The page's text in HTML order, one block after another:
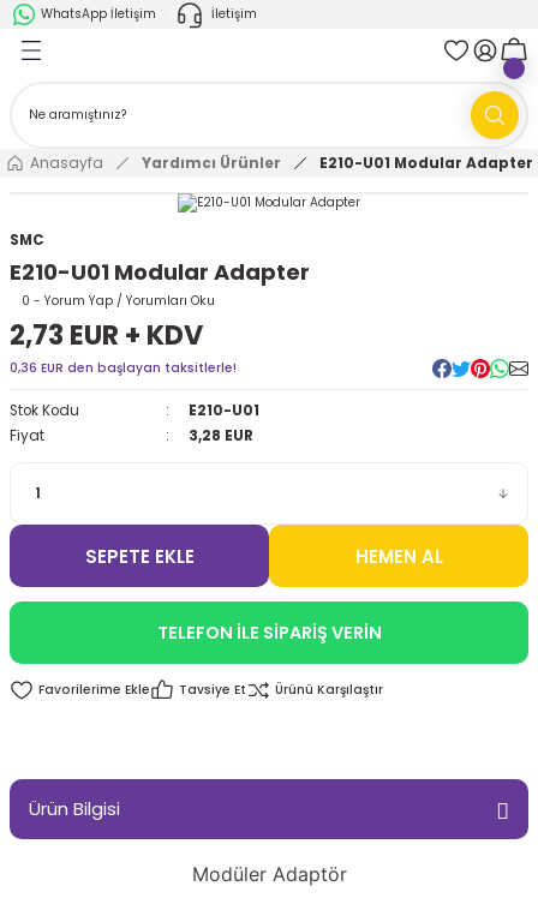
WhatsApp İletişim İletişim
Geri Dön
AMR'ler
Ark Kaynağı Robotları
Boya Robotları
Ark Kaynağı Robotları
Boya Robotları
Cobotlar
Geri Dön
Anasayfa Yardımcı Ürünler E210-U01 Modular Adapter
SMC
E210-U01 Modular Adapter
0 - Yorum Yap / Yorumları Oku
2,73 EUR + KDV
0,36 EUR den başlayan taksitlerle!
Stok Kodu
E210-U01
Fiyat
3,28 EUR
SEPETE EKLE HEMEN AL
TELEFON İLE SİPARİŞ VERİN
Tavsiye Et Ürünü Karşılaştır
Ürün Bilgisi
Modüler Adaptör